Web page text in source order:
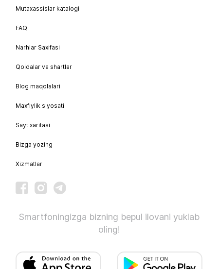
Mutaxassislar katalogi
FAQ
Narhlar Saxifasi
Qoidalar va shartlar
Blog maqolalari
Maxfiylik siyosati
Sayt xaritasi
Bizga yozing
Xizmatlar
Smartfoningizga bizning bepul ilovani yuklab
oling!